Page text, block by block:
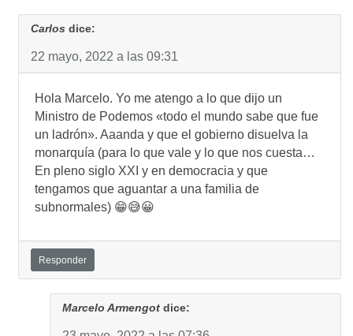
Carlos dice:
22 mayo, 2022 a las 09:31
Hola Marcelo. Yo me atengo a lo que dijo un
Ministro de Podemos «todo el mundo sabe que fue
un ladrón». Aaanda y que el gobierno disuelva la
monarquía (para lo que vale y lo que nos cuesta…
En pleno siglo XXI y en democracia y que
tengamos que aguantar a una familia de
subnormales) 😁😅😀
Responder
Marcelo Armengot dice: